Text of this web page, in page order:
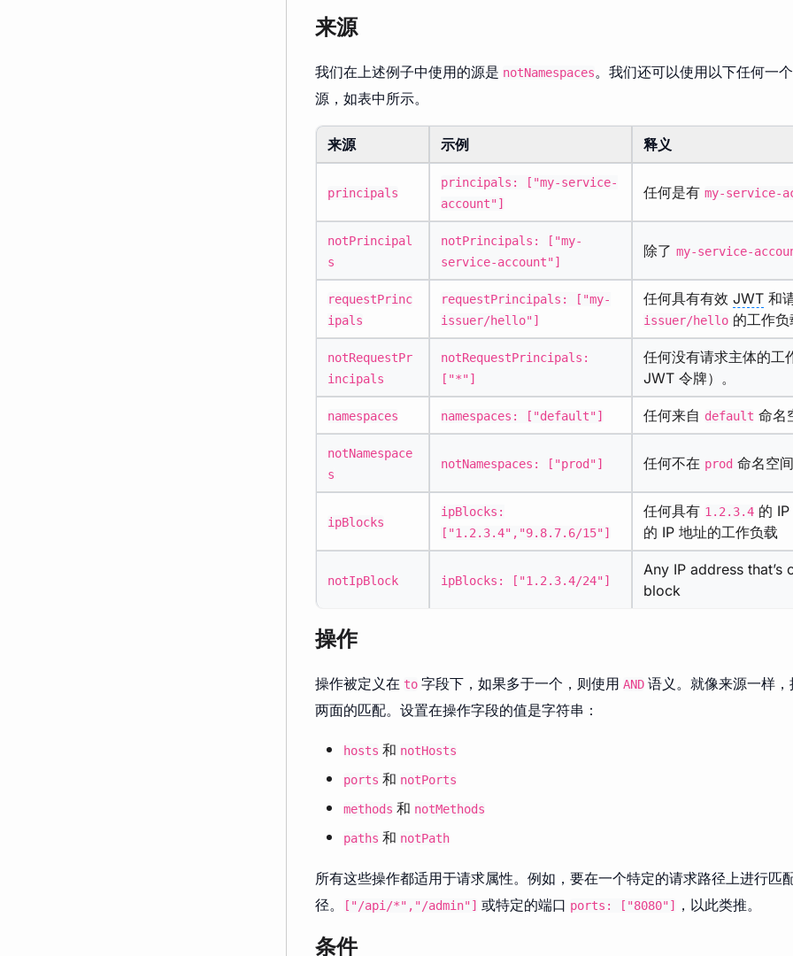
来源
我们在上述例子中使用的源是 notNamespaces。我们还可以使用以下任何一
源，如表中所示。
来源 示例 释义
principals
principals: ["my-service-
account"]
任何是有 my-service-
notPrincipal
s
notPrincipals: ["my-
service-account"]
除了 my-service-
requestPrinc
ipals
requestPrincipals: ["my-
issuer/hello"]
任何具有有效 JWT 和
issuer/hello 的工作负
notRequestPr
incipals
notRequestPrincipals:
["*"]
任何没有请求主体的工
JWT 令牌）。
namespaces namespaces: ["default"] 任何来自 default 命名
notNamespace
s
notNamespaces: ["prod"] 任何不在 prod 命名空
ipBlocks
ipBlocks:
["1.2.3.4","9.8.7.6/15"]
任何具有 1.2.3.4 的
的 IP 地址的工作负载
notIpBlock ipBlocks: ["1.2.3.4/24"]
Any IP address that’s
block
操作
操作被定义在 to 字段下，如果多于一个，则使用 AND 语义。就像来源一样
两面的匹配。设置在操作字段的值是字符串：
hosts 和 notHosts
ports 和 notPorts
methods 和 notMethods
paths 和 notPath
所有这些操作都适用于请求属性。例如，要在一个特定的请求路径上进行匹
径。
["/api/*","/admin"] 或特定的端口 ports: ["8080"] ，以此类推。
条件